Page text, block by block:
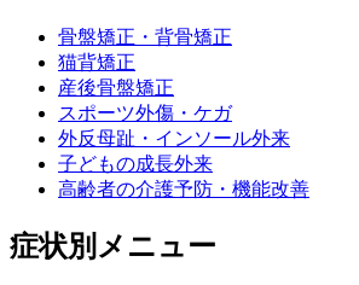
骨盤矯正・背骨矯正
猫背矯正
産後骨盤矯正
スポーツ外傷・ケガ
外反母趾・インソール外来
子どもの成長外来
高齢者の介護予防・機能改善
症状別メニュー